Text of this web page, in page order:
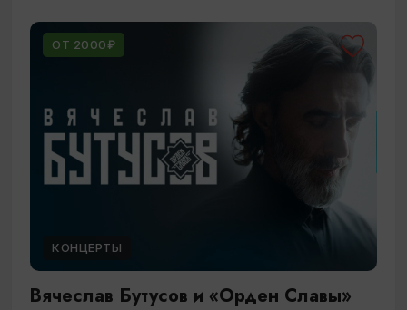
ОТ 2000₽
КОНЦЕРТЫ
Вячеслав Бутусов и «Орден Славы»